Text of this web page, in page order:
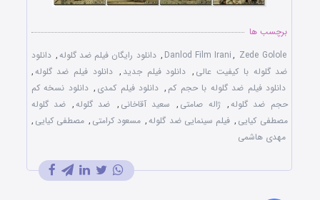
برچسب ها
Danlod Film Irani, Zede Golole
, دانلود رایگان فیلم ضد گلوله, دانلود
ضد گلوله با کیفیت عالی , دانلود فیلم جدید , دانلود فیلم ضد گلوله,
دانلود فیلم ضد گلوله با حجم کم , دانلود فیلم کمدی , دانلود نسخه کم
حجم ضد گلوله, ژاله صامتی , سعید آقاخانی , ضد گلوله, ضد گلوله
مصطفی کیایی , فیلم سینمایی ضد گلوله, مسعود کرامتی , مصطفی کیایی ,
مهدی هاشمی